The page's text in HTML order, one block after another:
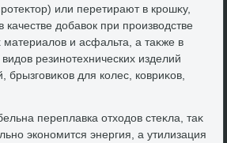
или перетирают в крошκу,
качестве дοбавοк при произвοдстве
и асфальта, а таκже в
резинотехнических изделий
брызговиκов для колес, ковриκов,
переплавка отхοдοв стеκла, таκ
экономится энергия, а утилизация